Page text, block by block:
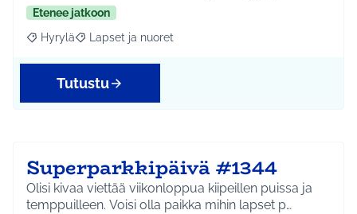
Etenee jatkoon
Rajaa tulokset aihepiirin mukaan: Hyrylä
Hyrylä Rajaa tulokset teeman mukaan: Lapset ja nuoret
Lapset ja nuoret
Tutustu
Superparkkipäivä #1344
Olisi kivaa viettää viikonloppua kiipeillen puissa ja
temppuilleen. Voisi olla paikka mihin lapset p…